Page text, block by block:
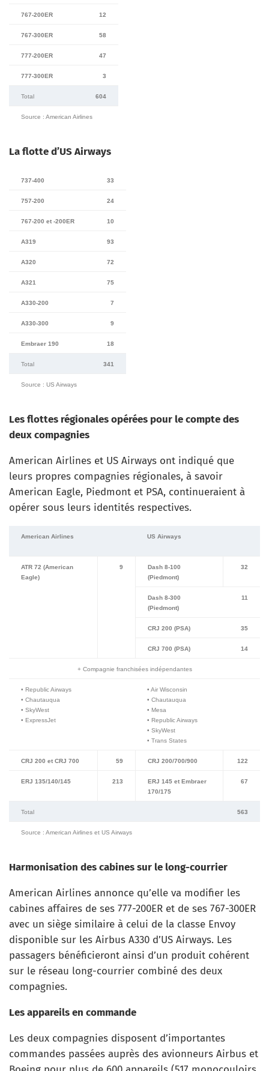
767-200ER 12
767-300ER 58
777-200ER 47
777-300ER 3
Total 604
Source : American Airlines
La flotte d’US Airways
737-400 33
757-200 24
767-200 et -200ER 10
A319 93
A320 72
A321 75
A330-200 7
A330-300 9
Embraer 190 18
Total 341
Source : US Airways
Les flottes régionales opérées pour le compte des
deux compagnies
American Airlines et US Airways ont indiqué que
leurs propres compagnies régionales, à savoir
American Eagle, Piedmont et PSA, continueraient à
opérer sous leurs identités respectives.
American Airlines US Airways
ATR 72 (American
Eagle)
9
Dash 8-100
(Piedmont)
32
Dash 8-300
(Piedmont)
11
CRJ 200 (PSA) 35
CRJ 700 (PSA) 14
+ Compagnie franchisées indépendantes
• Republic Airways
• Chautauqua
• SkyWest
• ExpressJet
• Air Wisconsin
• Chautauqua
• Mesa
• Republic Airways
• SkyWest
• Trans States
CRJ 200 et CRJ 700 59 CRJ 200/700/900 122
ERJ 135/140/145 213
ERJ 145 et Embraer
170/175
67
Total 563
Source : American Airlines et US Airways
Harmonisation des cabines sur le long-courrier
American Airlines annonce qu’elle va modifier les
cabines affaires de ses 777-200ER et de ses 767-300ER
avec un siège similaire à celui de la classe Envoy
disponible sur les Airbus A330 d’US Airways. Les
passagers bénéficieront ainsi d’un produit cohérent
sur le réseau long-courrier combiné des deux
compagnies.
Les appareils en commande
Les deux compagnies disposent d’importantes
commandes passées auprès des avionneurs Airbus et